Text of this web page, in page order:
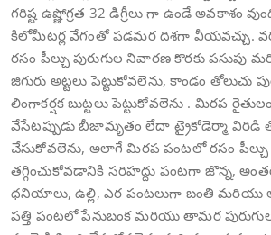
గరిష్ట ఉష్ణోగ్రత 32 డిగ్రీలు గా ఉండే అవకాశం
కిలోమీటర్ల వేగంతో పడమర దిశగా వీయవచ్చు.
రసం పీల్చు పురుగుల నివారణ కొరకు పసుపు
జిగురు అట్టలు పెట్టుకోవలెను, కాండం తోలుచు
లింగాకర్షక బుట్టలు పెట్టుకోవలెను . మిరప
వేసేటప్పుడు బీజామృతం లేదా ట్రైకోడెర్మా విరిడి
చేసుకోవలెను, అలాగే మిరప పంటలో రసం పీల్చు
తగ్గించుకోవడానికి సరిహద్దు పంటగా జొన్న,
ధనియాలు, ఉల్లి, ఎర పంటలుగా బంతి మరియు
పత్తి పంటలో పేనుబంక మరియు తామర